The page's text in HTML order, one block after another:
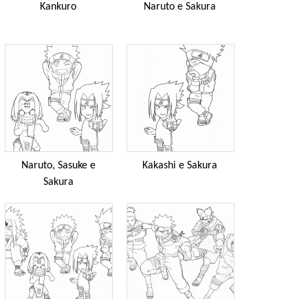
Kankuro Naruto e Sakura
Naruto, Sasuke e
Sakura
Kakashi e Sakura